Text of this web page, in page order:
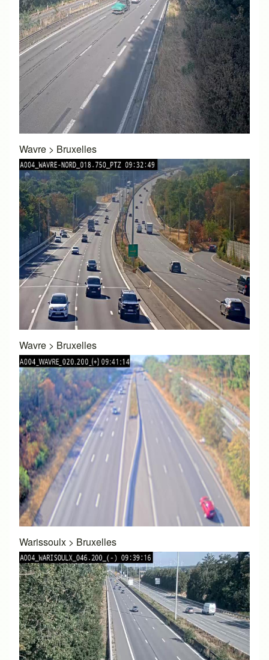
Wavre > Bruxelles
Wavre > Bruxelles
Warissoulx > Bruxelles